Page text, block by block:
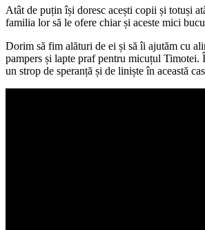
Atât de puțin își doresc acești copii și totuși
familia lor să le ofere chiar și aceste mici
Dorim să fim alături de ei și să îi ajutăm cu
pampers și lapte praf pentru micuțul Timotei.
un strop de speranță și de liniște în această